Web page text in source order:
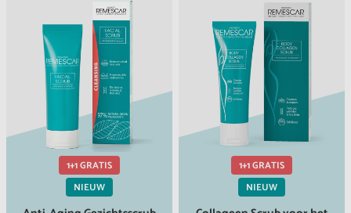
1+1 GRATIS
NIEUW
1+1 GRATIS
NIEUW